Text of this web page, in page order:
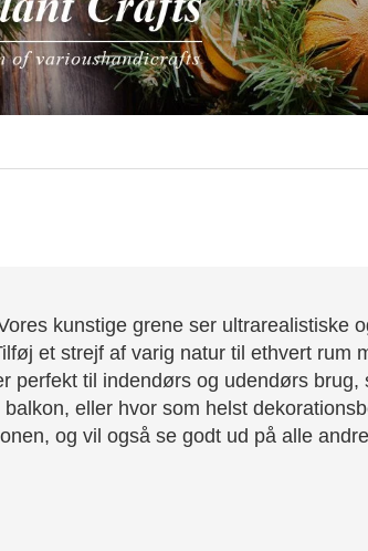
kunstige grene ser ultrarealistiske
et strejf af varig natur til ethvert rum
perfekt til indendørs og udendørs brug,
balkon, eller hvor som helst
og vil også se godt ud på alle